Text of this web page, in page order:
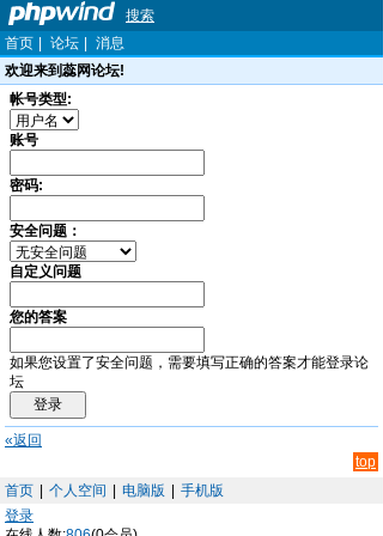
搜索
首页
论坛
消息
欢迎来到蕊网论坛!
帐号类型:
账号
密码:
安全问题：
自定义问题
您的答案
如果您设置了安全问题，需要填写正确的答案才能登录论
坛
«返回
top
首页
个人空间 电脑版
手机版
登录